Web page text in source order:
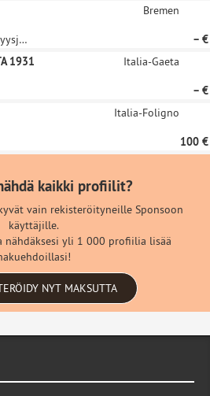
Bremen
Yleisurheilu, Kestävyysjuoksu
– €
1931
Italia-Gaeta
– €
Italia-Foligno
100 €
kaikki profiilit?
vain rekisteröityneille Sponsoon
käyttäjille.
nähdäksesi yli 1 000 profiilia lisää
NYT MAKSUTTA